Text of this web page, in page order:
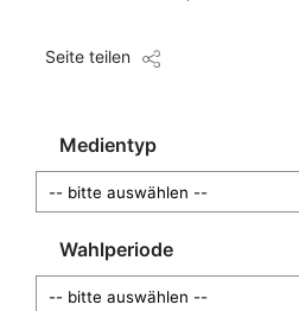
Seite teilen
Medientyp
Wahlperiode